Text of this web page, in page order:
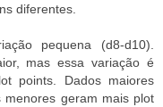
diferentes.
pequena (d8-d10).
mas essa variação é
points. Dados maiores
geram mais plot